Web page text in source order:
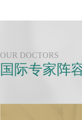
OUR DOCTORS
国际专家阵